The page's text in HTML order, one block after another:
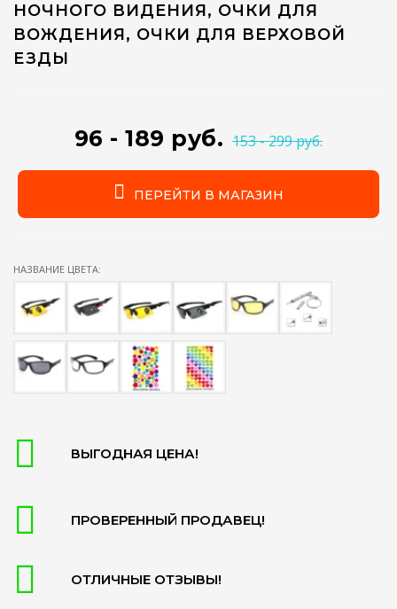
НОЧНОГО ВИДЕНИЯ, ОЧКИ ДЛЯ
ВОЖДЕНИЯ, ОЧКИ ДЛЯ ВЕРХОВОЙ
ЕЗДЫ
96 - 189 руб. 153 - 299 руб.
ПЕРЕЙТИ В МАГАЗИН
НАЗВАНИЕ ЦВЕТА:
ВЫГОДНАЯ ЦЕНА!
ПРОВЕРЕННЫЙ ПРОДАВЕЦ!
ОТЛИЧНЫЕ ОТЗЫВЫ!